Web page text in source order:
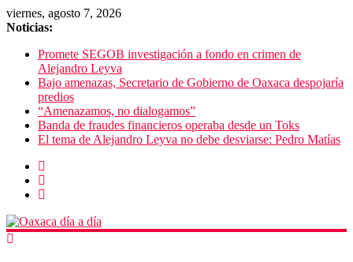
viernes, agosto 7, 2026
Noticias:
Promete SEGOB investigación a fondo en crimen de
Alejandro Leyva
Bajo amenazas, Secretario de Gobierno de Oaxaca despojaría
predios
“Amenazamos, no dialogamos”
Banda de fraudes financieros operaba desde un Toks
El tema de Alejandro Leyva no debe desviarse: Pedro Matías